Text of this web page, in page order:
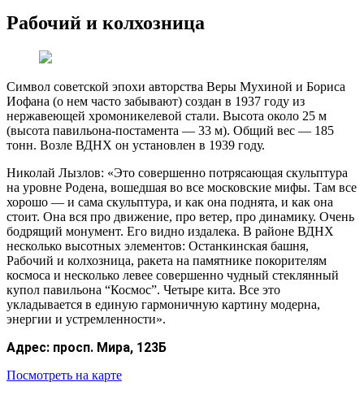
Рабочий и колхозница
Символ советской эпохи авторства Веры Мухиной и Бориса
Иофана (о нем часто забывают) создан в 1937 году из
нержавеющей хромоникелевой стали. Высота около 25 м
(высота павильона-постамента — 33 м). Общий вес — 185
тонн. Возле ВДНХ он установлен в 1939 году.
Николай Лызлов: «Это совершенно потрясающая скульптура
на уровне Родена, вошедшая во все московские мифы. Там все
хорошо — и сама скульптура, и как она поднята, и как она
стоит. Она вся про движение, про ветер, про динамику. Очень
бодрящий монумент. Его видно издалека. В районе ВДНХ
несколько высотных элементов: Останкинская башня,
Рабочий и колхозница, ракета на памятнике покорителям
космоса и несколько левее совершенно чудный стеклянный
купол павильона “Космос”. Четыре кита. Все это
укладывается в единую гармоничную картину модерна,
энергии и устремленности».
Адрес: просп. Мира, 123Б
Посмотреть на карте